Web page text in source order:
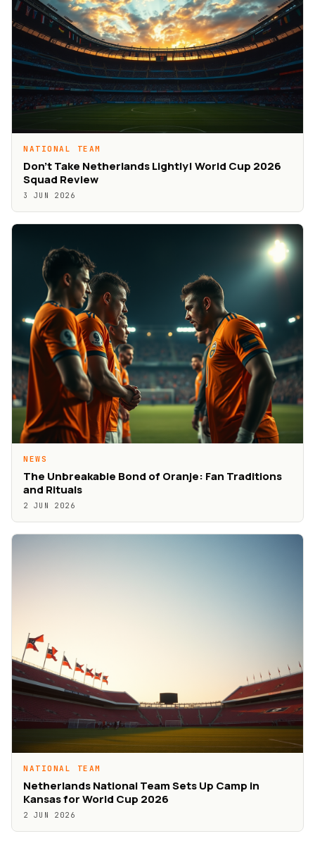
NATIONAL TEAM
Don’t Take Netherlands Lightly! World Cup 2026
Squad Review
3 JUN 2026
NEWS
The Unbreakable Bond of Oranje: Fan Traditions
and Rituals
2 JUN 2026
NATIONAL TEAM
Netherlands National Team Sets Up Camp in
Kansas for World Cup 2026
2 JUN 2026